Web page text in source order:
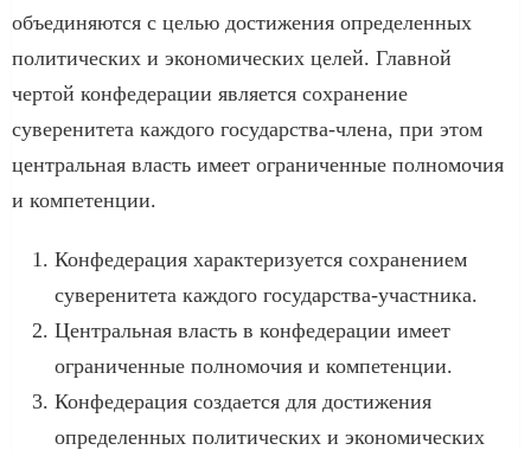
объединяются с целью достижения определенных
политических и экономических целей. Главной
чертой конфедерации является сохранение
суверенитета каждого государства-члена, при этом
центральная власть имеет ограниченные полномочия
и компетенции.
Конфедерация характеризуется сохранением
суверенитета каждого государства-участника.
Центральная власть в конфедерации имеет
ограниченные полномочия и компетенции.
Конфедерация создается для достижения
определенных политических и экономических